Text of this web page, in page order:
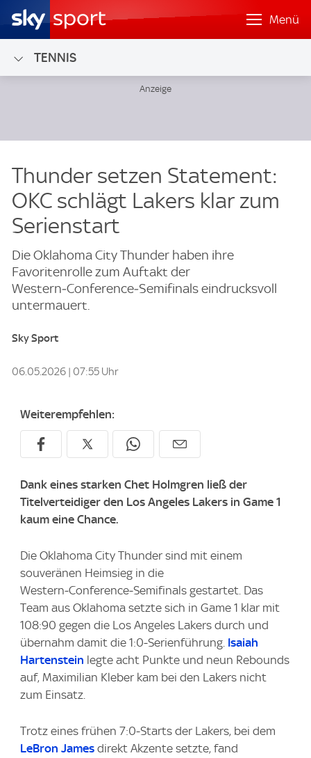
Menü
TENNIS
Thunder setzen Statement:
OKC schlägt Lakers klar zum
Serienstart
Die Oklahoma City Thunder haben ihre
Favoritenrolle zum Auftakt der
Western‑Conference‑Semifinals eindrucksvoll
untermauert.
Sky Sport
06.05.2026 | 07:55 Uhr
Weiterempfehlen:
Dank eines starken Chet Holmgren ließ der
Titelverteidiger den Los Angeles Lakers in Game 1
kaum eine Chance.
Die Oklahoma City Thunder sind mit einem
souveränen Heimsieg in die
Western‑Conference‑Semifinals gestartet. Das
Team aus Oklahoma setzte sich in Game 1 klar mit
108:90 gegen die Los Angeles Lakers durch und
übernahm damit die 1:0‑Serienführung. Isaiah
Hartenstein legte acht Punkte und neun Rebounds
auf, Maximilian Kleber kam bei den Lakers nicht
zum Einsatz.
Trotz eines frühen 7:0‑Starts der Lakers, bei dem
LeBron James direkt Akzente setzte, fand